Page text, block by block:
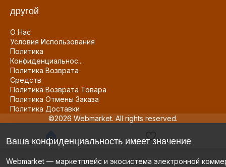
другой
О Нас
Условия Использования
Политика
Конфиденциальнос...
Политика Возврата
Средств
Политика Возврата Товара
Политика Отмены Заказа
Политика Доставки
©2026 Webmarket. All rights reserved.
Ваша конфиденциальность имеет значение
Webmarket — маркетплейс и экосистема электронной